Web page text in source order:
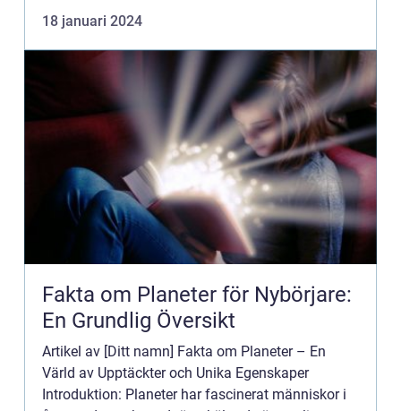
att förk...
18 januari 2024
Fakta om Planeter för Nybörjare:
En Grundlig Översikt
Artikel av [Ditt namn] Fakta om Planeter – En
Värld av Upptäckter och Unika Egenskaper
Introduktion: Planeter har fascinerat människor i